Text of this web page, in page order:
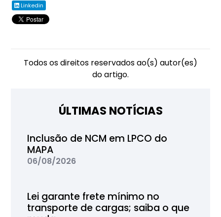
Linkedin
Todos os direitos reservados ao(s) autor(es)
do artigo.
ÚLTIMAS NOTÍCIAS
Inclusão de NCM em LPCO do
MAPA
06/08/2026
Lei garante frete mínimo no
transporte de cargas; saiba o que